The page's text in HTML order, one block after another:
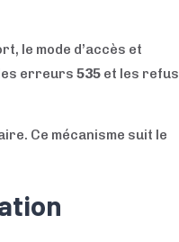
le mode d’accès et
erreurs 535 et les refus
Ce mécanisme suit le